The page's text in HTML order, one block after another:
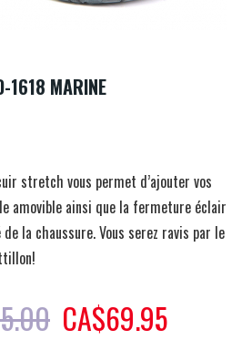
1618 MARINE
stretch vous permet d’ajouter vos
amovible ainsi que la fermeture éclair
la chaussure. Vous serez ravis par le
CA$69.95